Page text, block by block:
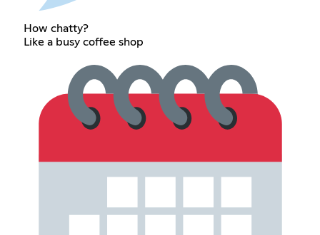
How chatty?
Like a busy coffee shop